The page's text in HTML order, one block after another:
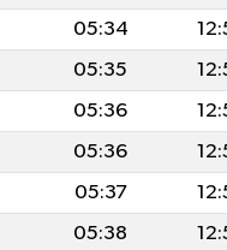
05:34
05:35
05:36
05:36
05:37
05:38